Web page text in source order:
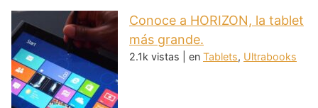
Conoce a HORIZON, la tablet
más grande.
2.1k vistas en Tablets, Ultrabooks